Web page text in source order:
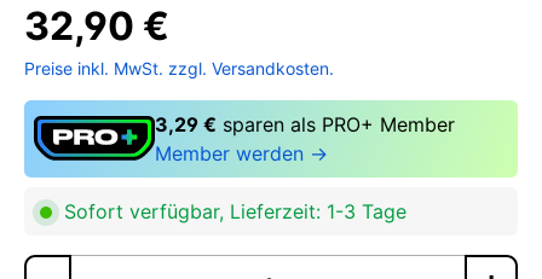
32,90 €
Preise inkl. MwSt. zzgl. Versandkosten.
3,29 € sparen als PRO+ Member
Member werden →
Sofort verfügbar, Lieferzeit: 1-3 Tage